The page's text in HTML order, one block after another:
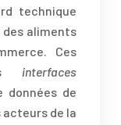
technique
aliments
Ces
interfaces
données de
de la